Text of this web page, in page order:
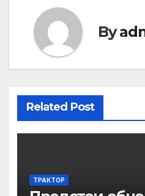
By
Related Post
ТРАКТОР